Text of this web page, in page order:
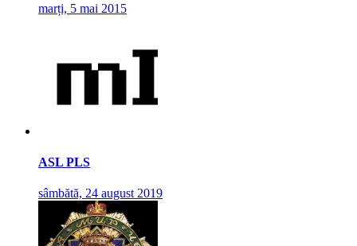
marți, 5 mai 2015
ASL PLS
sâmbătă, 24 august 2019